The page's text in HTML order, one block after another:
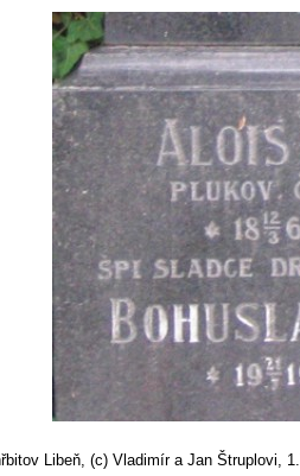
Libeň, (c) Vladimír a Jan Štruplovi,